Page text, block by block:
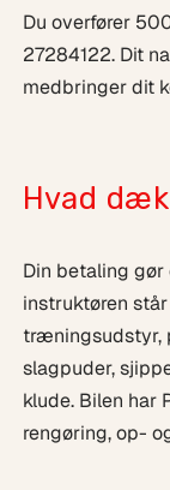
Du overfører
27284122. Dit
medbringer dit
Hvad
Din betaling
instruktøren
træningsudstyr,
slagpuder,
klude. Bilen har
rengøring, op-